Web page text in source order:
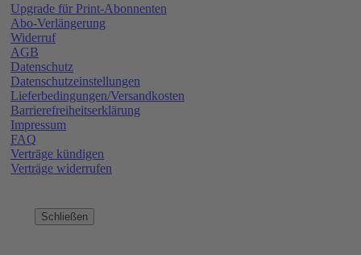
Upgrade für Print-Abonnenten
Abo-Verlängerung
Widerruf
AGB
Datenschutz
Datenschutzeinstellungen
Lieferbedingungen/Versandkosten
Barrierefreiheitserklärung
Impressum
FAQ
Verträge kündigen
Verträge widerrufen
Schließen